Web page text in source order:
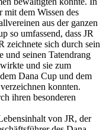
mit dem Wissen des
aus der ganzen
so umfassend, dass JR
zeichnete sich durch sein
und seinen Tatendrang
und sie zum
Dana Cup und dem
konnten.
ihren besonderen
von JR, der